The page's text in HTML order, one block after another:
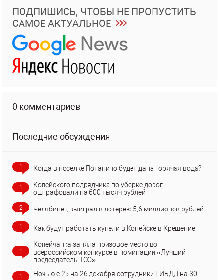
ПОДПИШИСЬ, ЧТОБЫ НЕ ПРОПУСТИТЬ
САМОЕ АКТУАЛЬНОЕ
0 комментариев
Последние обсуждения
1 Когда в поселке Потанино будет дана горячая вода?
1
Копейского подрядчика по уборке дорог
оштрафовали на 600 тысяч рублей
2 Челябинец выиграл в лотерею 5,6 миллионов рублей
1 Как будут работать купели в Копейске в Крещение
1
Копейчанка заняла призовое место во
всероссийском конкурсе в номинации «Лучший
председатель ТОС»
1
Ночью с 25 на 26 декабря сотрудники ГИБДД на 30